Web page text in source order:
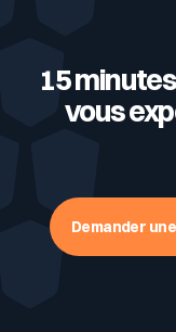
15
vous
Demander